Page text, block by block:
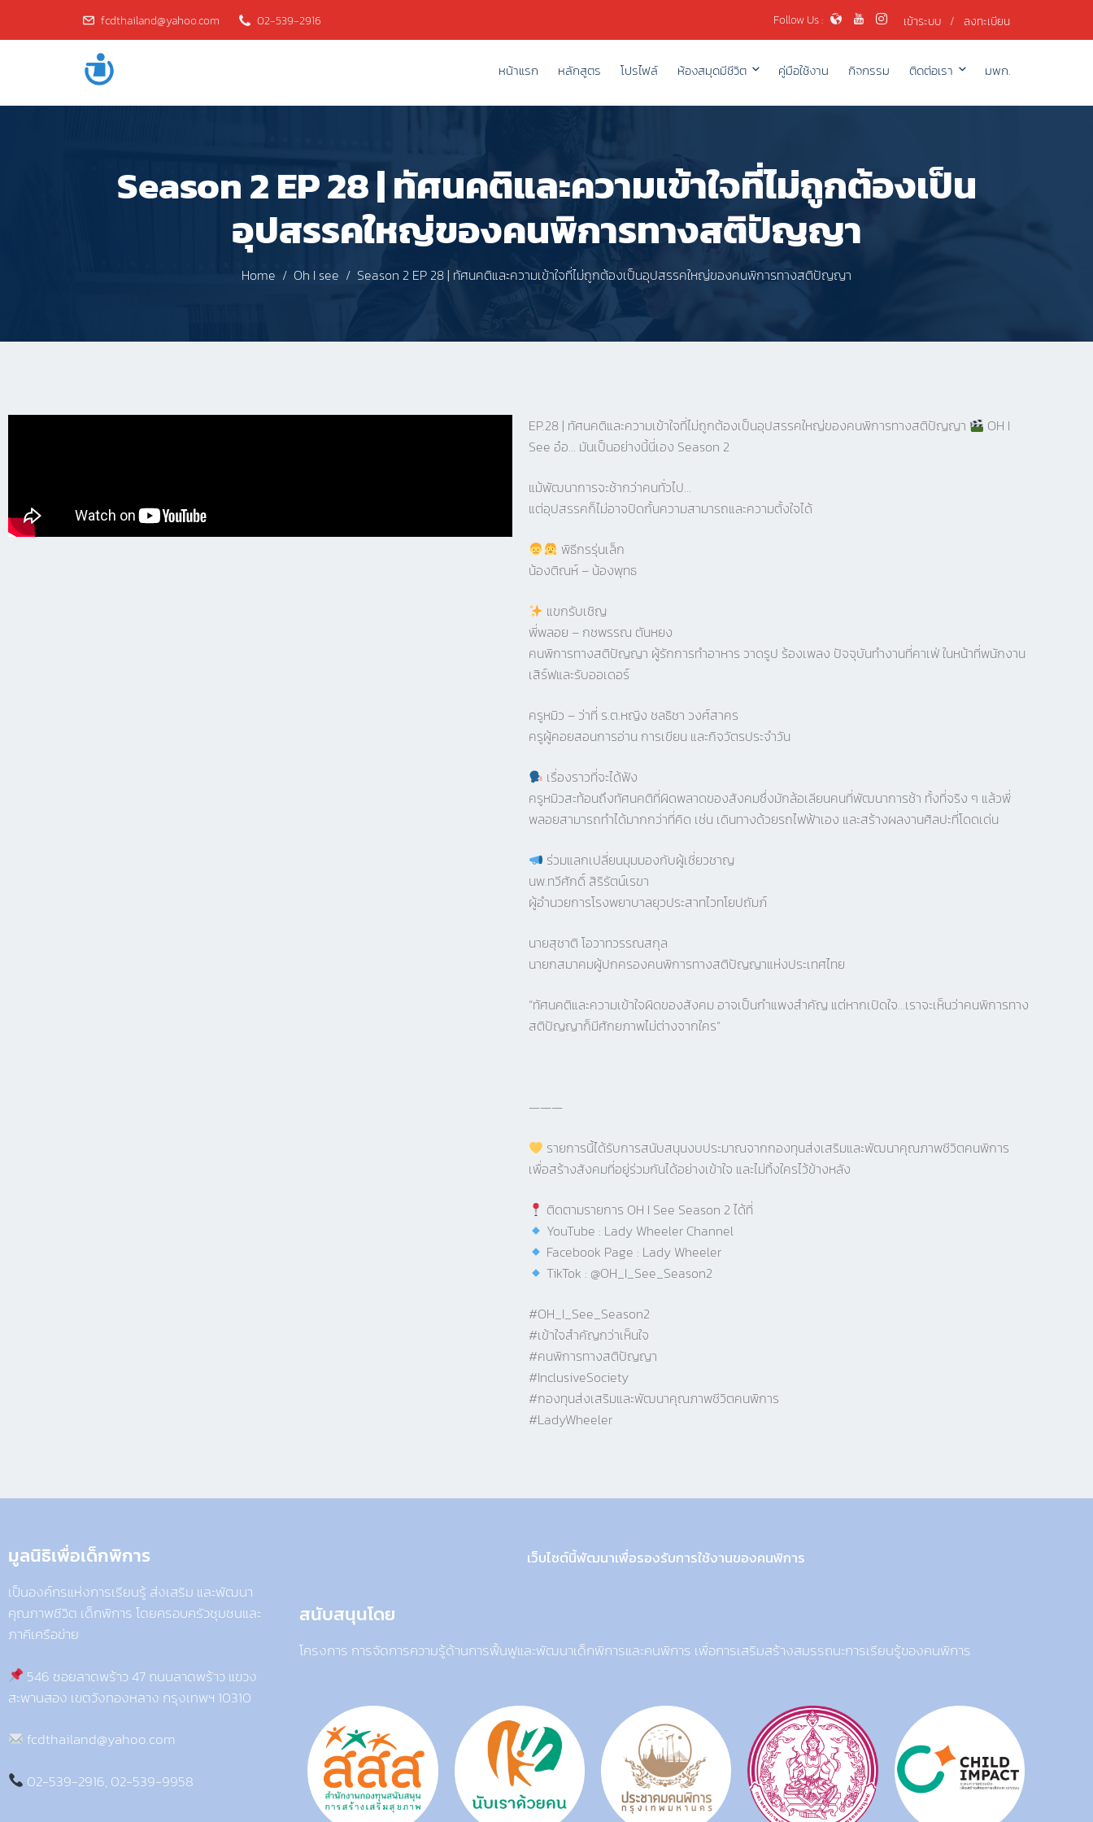
fcdthailand@yahoo.com 02-539-2916 Follow Us : เข้าระบบ / ลงทะเบียน
หน้าแรก หลักสูตร โปรไฟล์ ห้องสมุดมีชีวิต คู่มือใช้งาน กิจกรรม ติดต่อเรา มพก.
Season 2 EP 28 | ทัศนคติและความเข้าใจที่ไม่ถูกต้องเป็น
อุปสรรคใหญ่ของคนพิการทางสติปัญญา
Home Oh I see Season 2 EP 28 | ทัศนคติและความเข้าใจที่ไม่ถูกต้องเป็นอุปสรรคใหญ่ของคนพิการทางสติปัญญา
EP.28 | ทัศนคติและความเข้าใจที่ไม่ถูกต้องเป็นอุปสรรคใหญ่ของคนพิการทางสติปัญญา
OH I
See อ๋อ… มันเป็นอย่างนี้นี่เอง Season 2
แม้พัฒนาการจะช้ากว่าคนทั่วไป…
แต่อุปสรรคก็ไม่อาจปิดกั้นความสามารถและความตั้งใจได้
พิธีกรรุ่นเล็ก
น้องติณห์ – น้องพุทธ
แขกรับเชิญ
พี่พลอย – กชพรรณ ตันหยง
คนพิการทางสติปัญญา ผู้รักการทำอาหาร วาดรูป ร้องเพลง ปัจจุบันทำงานที่คาเฟ่ ในหน้าที่พนักงาน
เสิร์ฟและรับออเดอร์
ครูหมิว – ว่าที่ ร.ต.หญิง ชลธิชา วงศ์สาคร
ครูผู้คอยสอนการอ่าน การเขียน และกิจวัตรประจำวัน
เรื่องราวที่จะได้ฟัง
ครูหมิวสะท้อนถึงทัศนคติที่ผิดพลาดของสังคมซึ่งมักล้อเลียนคนที่พัฒนาการช้า ทั้งที่จริง ๆ แล้วพี่
พลอยสามารถทำได้มากกว่าที่คิด เช่น เดินทางด้วยรถไฟฟ้าเอง และสร้างผลงานศิลปะที่โดดเด่น
ร่วมแลกเปลี่ยนมุมมองกับผู้เชี่ยวชาญ
นพ.ทวีศักดิ์ สิริรัตน์เรขา
ผู้อำนวยการโรงพยาบาลยุวประสาทไวทโยปถัมภ์
นายสุชาติ โอวาทวรรณสกุล
นายกสมาคมผู้ปกครองคนพิการทางสติปัญญาแห่งประเทศไทย
“ทัศนคติและความเข้าใจผิดของสังคม อาจเป็นกำแพงสำคัญ แต่หากเปิดใจ…เราจะเห็นว่าคนพิการทาง
สติปัญญาก็มีศักยภาพไม่ต่างจากใคร”
———
รายการนี้ได้รับการสนับสนุนงบประมาณจากกองทุนส่งเสริมและพัฒนาคุณภาพชีวิตคนพิการ
เพื่อสร้างสังคมที่อยู่ร่วมกันได้อย่างเข้าใจ และไม่ทิ้งใครไว้ข้างหลัง
ติดตามรายการ OH I See Season 2 ได้ที่
YouTube : Lady Wheeler Channel
Facebook Page : Lady Wheeler
TikTok : @OH_I_See_Season2
#OH_I_See_Season2
#เข้าใจสำคัญกว่าเห็นใจ
#คนพิการทางสติปัญญา
#InclusiveSociety
#กองทุนส่งเสริมและพัฒนาคุณภาพชีวิตคนพิการ
#LadyWheeler
มูลนิธิเพื่อเด็กพิการ​
เป็นองค์กรแห่งการเรียนรู้ ส่งเสริม และพัฒนา
คุณภาพชีวิต เด็กพิการ โดยครอบครัวชุมชนและ
ภาคีเครือข่าย
546 ซอยลาดพร้าว 47 ถนนลาดพร้าว แขวง
สะพานสอง เขตวังทองหลาง กรุงเทพฯ 10310
fcdthailand@yahoo.com
02-539-2916, 02-539-9958
เว็บไซต์นี้พัฒนาเพื่อรองรับการใช้งานของคนพิการ
สนับสนุนโดย
โครงการ การจัดการความรู้ด้านการฟื้นฟูและพัฒนาเด็กพิการและคนพิการ เพื่อการเสริมสร้างสมรรถนะการเรียนรู้ของคนพิการ